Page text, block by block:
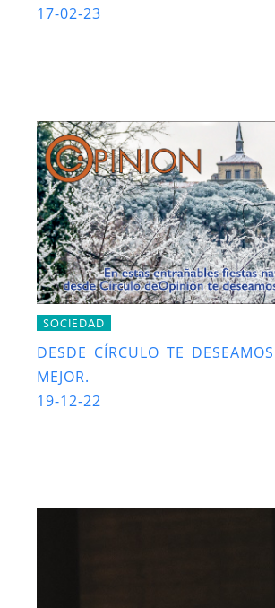
17-02-23
SOCIEDAD
DESDE CÍRCULO TE
MEJOR.
19-12-22